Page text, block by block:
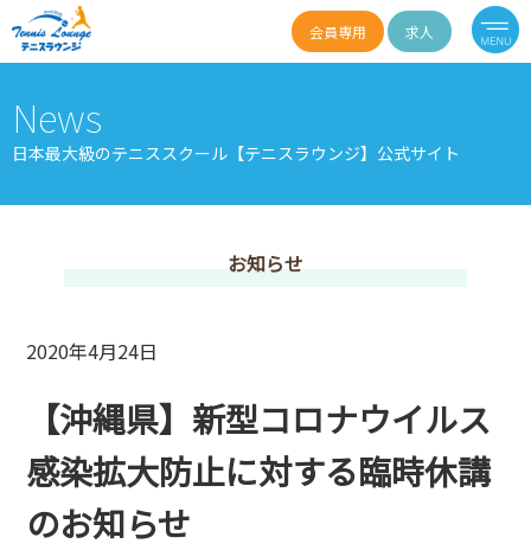
会員専用 求人
News
日本最大級のテニススクール【テニスラウンジ】公式サイト
お知らせ
2020年4月24日
【沖縄県】新型コロナウイルス
感染拡大防止に対する臨時休講
のお知らせ